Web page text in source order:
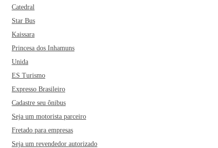
Catedral
Star Bus
Kaissara
Princesa dos Inhamuns
Unida
ES Turismo
Expresso Brasileiro
Cadastre seu ônibus
Seja um motorista parceiro
Fretado para empresas
Seja um revendedor autorizado